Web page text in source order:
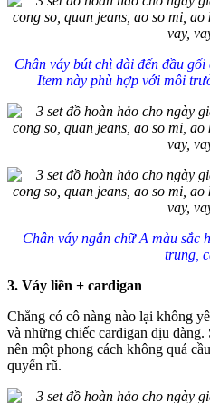
Chân váy bút chì dài đến đầu
Item này phù hợp với môi
Chân váy ngắn chữ A màu sắc
trung,
3. Váy liền + cardigan
Chẳng có cô nàng nào lại không
và những chiếc cardigan dịu dàng.
nên một phong cách không quá
quyến rũ.